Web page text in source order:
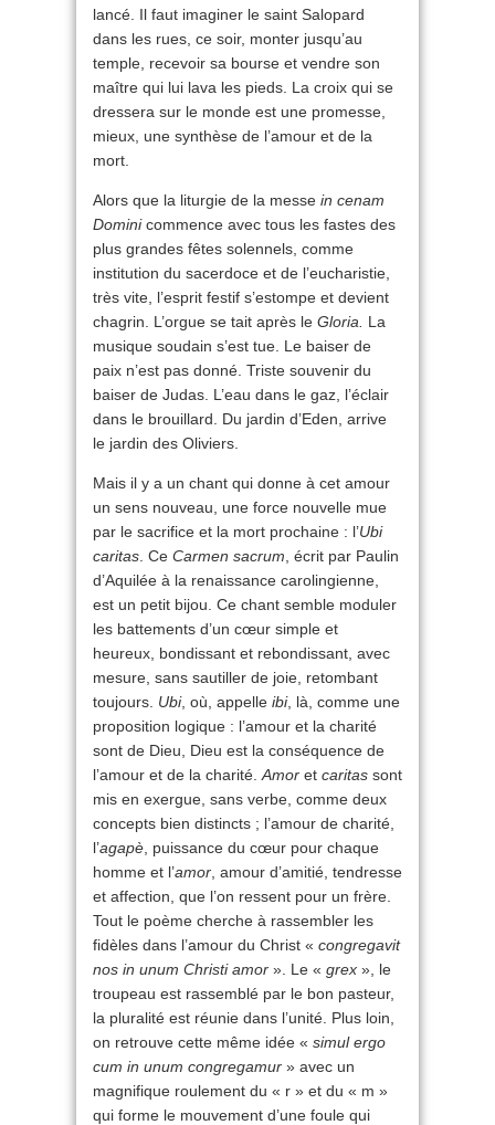
lancé. Il faut imaginer le saint Salopard
dans les rues, ce soir, monter jusqu’au
temple, recevoir sa bourse et vendre son
maître qui lui lava les pieds. La croix qui se
dressera sur le monde est une promesse,
mieux, une synthèse de l’amour et de la
mort.
Alors que la liturgie de la messe in cenam
Dominicommence avec tous les fastes des
plus grandes fêtes solennels, comme
institution du sacerdoce et de l’eucharistie,
très vite, l’esprit festif s’estompe et devient
chagrin. L’orgue se tait après le Gloria.
La
musique soudain s’est tue. Le baiser de
paix n’est pas donné. Triste souvenir du
baiser de Judas. L’eau dans le gaz, l’éclair
dans le brouillard. Du jardin d’Eden, arrive
le jardin des Oliviers.
Mais il y a un chant qui donne à cet amour
un sens nouveau, une force nouvelle mue
par le sacrifice et la mort prochaine : l’Ubi
caritas . Ce Carmen sacrum , écrit par Paulin
d’Aquilée à la renaissance carolingienne,
est un petit bijou. Ce chant semble moduler
les battements d’un cœur simple et
heureux, bondissant et rebondissant, avec
mesure, sans sautiller de joie, retombant
toujours. Ubi, où, appelle ibi, là, comme une
proposition logique : l’amour et la charité
sont de Dieu, Dieu est la conséquence de
l’amour et de la charité. Amor et caritas sont
mis en exergue, sans verbe, comme deux
concepts bien distincts ; l’amour de charité,
l’agapè , puissance du cœur pour chaque
homme et l’amor , amour d’amitié, tendresse
et affection, que l’on ressent pour un frère.
Tout le poème cherche à rassembler les
fidèles dans l’amour du Christ « congregavit
nos in unum Christi amor ». Le « grex », le
troupeau est rassemblé par le bon pasteur,
la pluralité est réunie dans l’unité. Plus loin,
on retrouve cette même idée « simul ergo
cum in unum congregamur » avec un
magnifique roulement du « r » et du « m »
qui forme le mouvement d’une foule qui